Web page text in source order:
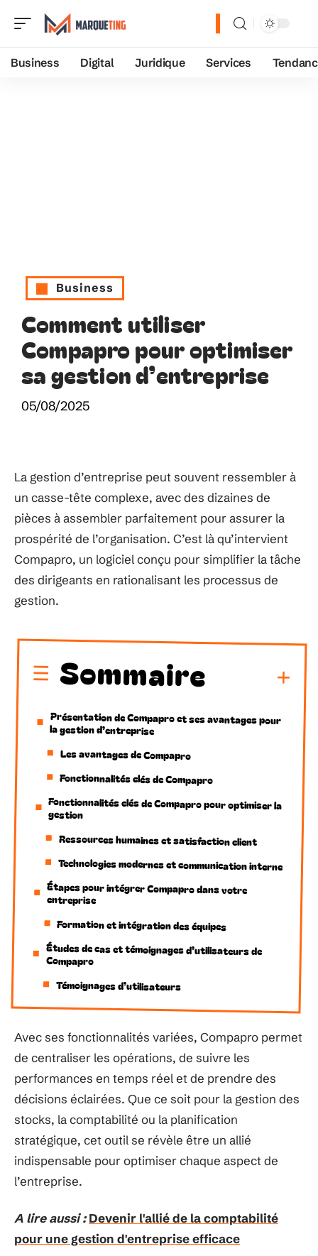
Business Digital Juridique Services
Business
Comment utiliser
Compapro pour optimiser
sa gestion d’entreprise
05/08/2025
La gestion d’entreprise peut souvent ressembler à
un casse-tête complexe, avec des dizaines de
pièces à assembler parfaitement pour assurer la
prospérité de l’organisation. C’est là qu’intervient
Compapro, un logiciel conçu pour simplifier la tâche
des dirigeants en rationalisant les processus de
gestion.
Sommaire
Présentation de Compapro et ses avantages pour
la gestion d’entreprise
Les avantages de Compapro
Fonctionnalités clés de Compapro
Fonctionnalités clés de Compapro pour optimiser la
gestion
Ressources humaines et satisfaction client
Technologies modernes et communication interne
Étapes pour intégrer Compapro dans votre
entreprise
Formation et intégration des équipes
Études de cas et témoignages d’utilisateurs de
Compapro
Témoignages d’utilisateurs
Avec ses fonctionnalités variées, Compapro permet
de centraliser les opérations, de suivre les
performances en temps réel et de prendre des
décisions éclairées. Que ce soit pour la gestion des
stocks, la comptabilité ou la planification
stratégique, cet outil se révèle être un allié
indispensable pour optimiser chaque aspect de
l’entreprise.
A lire aussi : Devenir l'allié de la comptabilité
pour une gestion d'entreprise efficace